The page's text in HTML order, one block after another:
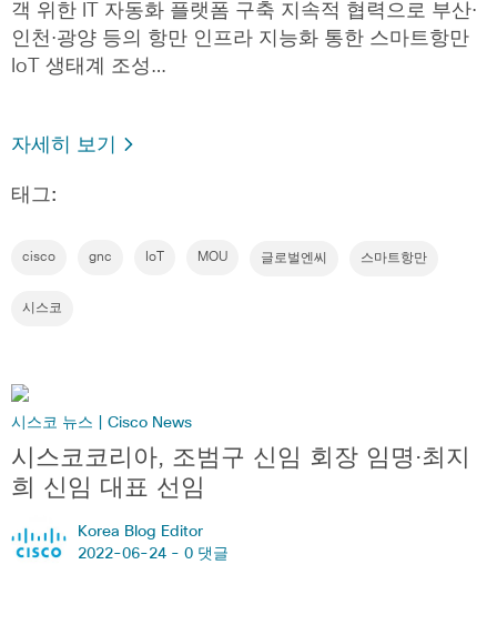
객 위한 IT 자동화 플랫폼 구축 지속적 협력으로 부산∙
인천∙광양 등의 항만 인프라 지능화 통한 스마트항만
IoT 생태계 조성…
자세히 보기
태그:
cisco gnc IoT MOU 글로벌엔씨 스마트항만
시스코
시스코 뉴스 | Cisco News
시스코코리아, 조범구 신임 회장 임명·최지
희 신임 대표 선임
Korea Blog Editor
2022-06-24 - 0 댓글